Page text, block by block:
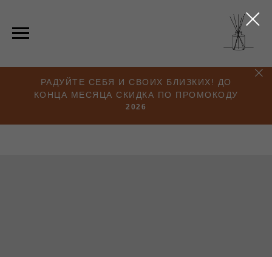
РАДУЙТЕ СЕБЯ И СВОИХ БЛИЗКИХ! ДО
КОНЦА МЕСЯЦА СКИДКА ПО ПРОМОКОДУ
2026